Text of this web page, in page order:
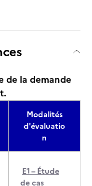
de la demande
Modalités
d'évaluatio
n
E1 – Étude
de cas